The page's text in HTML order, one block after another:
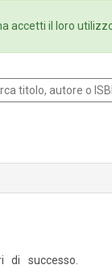
Ebookstore
successo.
accetti il loro